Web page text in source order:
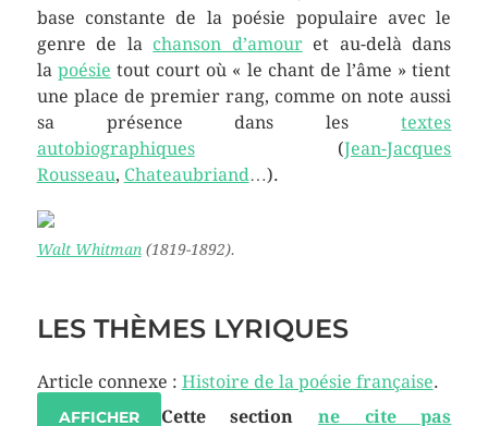
base constante de la poésie populaire avec le
genre de la chanson d’amouret au-delà dans
la poésie tout court où « le chant de l’âme » tient
une place de premier rang, comme on note aussi
sa présence dans lestextes
autobiographiques(Jean-Jacques
Rousseau, Chateaubriand…).
Walt Whitman(1819-1892).
LES THÈMES LYRIQUES
Article connexe : Histoire de la poésie française.
AFFICHER Cette section ne cite pas